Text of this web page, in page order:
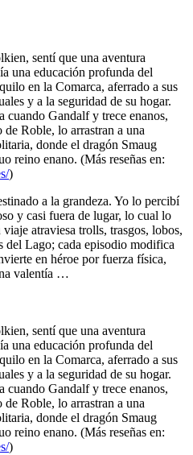
sentí que una aventura
una educación profunda del
en la Comarca, aferrado a sus
y a la seguridad de su hogar.
cuando Gandalf y trece enanos,
Roble, lo arrastran a una
donde el dragón Smaug
reino enano. (Más reseñas en:
)
a la grandeza. Yo lo percibí
y casi fuera de lugar, lo cual lo
atraviesa trolls, trasgos, lobos,
del Lago; cada episodio modifica
en héroe por fuerza física,
valentía …
sentí que una aventura
una educación profunda del
en la Comarca, aferrado a sus
y a la seguridad de su hogar.
cuando Gandalf y trece enanos,
Roble, lo arrastran a una
donde el dragón Smaug
reino enano. (Más reseñas en:
)